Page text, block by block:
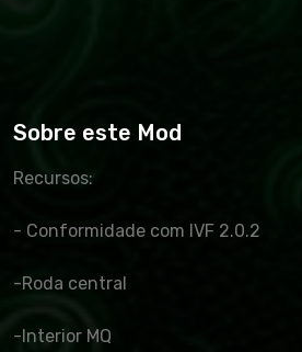
Sobre este Mod
Recursos:
- Conformidade com IVF 2.0.2
-Roda central
-Interior MQ